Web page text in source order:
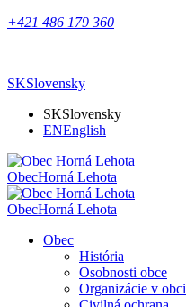
+421 486 179 360
SKSlovensky
SKSlovensky
ENEnglish
ObecHorná Lehota
ObecHorná Lehota
Obec
História
Osobnosti obce
Organizácie v obci